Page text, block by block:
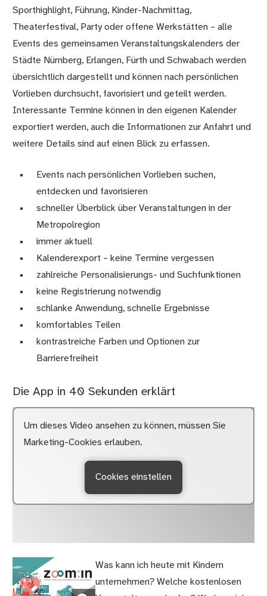
Sporthighlight, Führung, Kinder-Nachmittag,
Theaterfestival, Party oder offene Werkstätten – alle
Events des gemeinsamen Veranstaltungskalenders der
Städte Nürnberg, Erlangen, Fürth und Schwabach werden
übersichtlich dargestellt und können nach persönlichen
Vorlieben durchsucht, favorisiert und geteilt werden.
Interessante Termine können in den eigenen Kalender
exportiert werden, auch die Informationen zur Anfahrt und
weitere Details sind auf einen Blick zu erfassen.
Events nach persönlichen Vorlieben suchen,
entdecken und favorisieren
schneller Überblick über Veranstaltungen in der
Metropolregion
immer aktuell
Kalenderexport – keine Termine vergessen
zahlreiche Personalisierungs- und Suchfunktionen
keine Registrierung notwendig
schlanke Anwendung, schnelle Ergebnisse
komfortables Teilen
kontrastreiche Farben und Optionen zur
Barrierefreiheit
Die App in 40 Sekunden erklärt
Um dieses Video ansehen zu können, müssen Sie
Marketing-Cookies erlauben.
Cookies einstellen
(Bild
Was kann ich heute mit Kindern
unternehmen? Welche kostenlosen